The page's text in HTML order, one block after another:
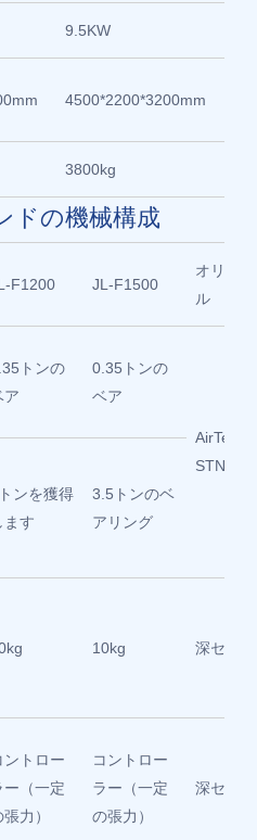
9.5KW
4500*2200*3200mm
3800kg
ドの機械構成
F1200 JL-F1500
オリジナ
ル
トンの
ア
0.35トンの
ベア
AirTec/
STNC
ンを獲得
ます
3.5トンのベ
アリング
10kg 深セン
ントロー
ー（一定
力）
コントロー
ラー（一定
の張力）
深セン